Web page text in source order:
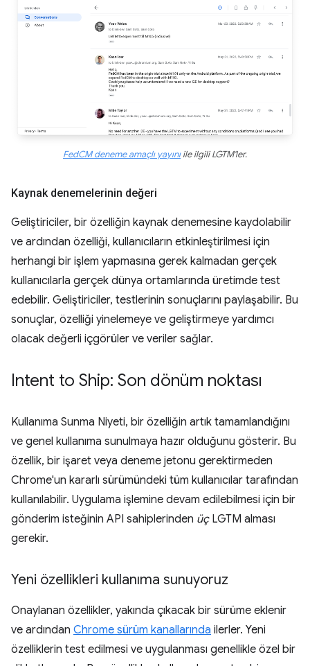
FedCM deneme amaçlı yayınıile ilgili LGTM'ler.
Kaynak denemelerinin değeri
Geliştiriciler, bir özelliğin kaynak denemesine kaydolabilir
ve ardından özelliği, kullanıcıların etkinleştirilmesi için
herhangi bir işlem yapmasına gerek kalmadan gerçek
kullanıcılarla gerçek dünya ortamlarında üretimde test
edebilir. Geliştiriciler, testlerinin sonuçlarını paylaşabilir. Bu
sonuçlar, özelliği yinelemeye ve geliştirmeye yardımcı
olacak değerli içgörüler ve veriler sağlar.
Intent to Ship: Son dönüm noktası
Kullanıma Sunma Niyeti, bir özelliğin artık tamamlandığını
ve genel kullanıma sunulmaya hazır olduğunu gösterir. Bu
özellik, bir işaret veya deneme jetonu gerektirmeden
Chrome'un kararlı sürümündeki tüm kullanıcılar tarafından
kullanılabilir. Uygulama işlemine devam edilebilmesi için bir
gönderim isteğinin API sahiplerinden üçLGTM alması
gerekir.
Yeni özellikleri kullanıma sunuyoruz
Onaylanan özellikler, yakında çıkacak bir sürüme eklenir
ve ardından Chrome sürüm kanallarında ilerler. Yeni
özelliklerin test edilmesi ve uygulanması genellikle özel bir